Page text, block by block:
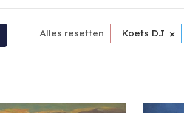
Alles resetten Koets DJ ×